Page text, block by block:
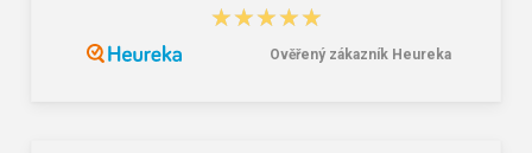
CXS ODEON Pánská mikina černá
CXS OVERLAND Pánská zimní vesta
★★★★★
★★★★★
Ověřený zákazník Heureka